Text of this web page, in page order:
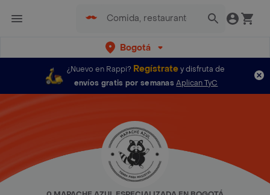
Bogotá
¿Nuevo en Rappi? Regístratey disfruta de
envíos gratis por semanas Aplican TyC